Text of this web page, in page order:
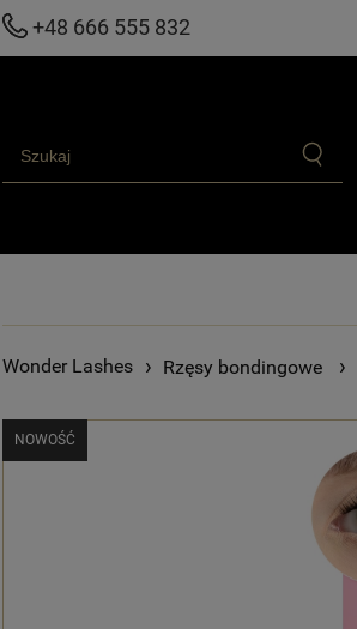
+48 666 555 832
› Rzęsy bondingowe ›
NOWOŚĆ